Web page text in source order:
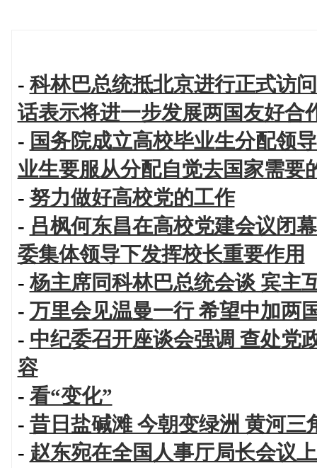
- 科林巴总统抵北京进行正式访
话表示将进一步发展两国友好合
- 国务院成立高校毕业生分配领
业生要服从分配自觉去国家需要
-努力做好高校党的工作
- 吕枫何东昌在高校党建会议闭
委集体领导下发挥校长重要作用
-杨主席同科林巴总统会谈 宾主
- 万里会见温曼一行 希望中加两
- 中纪委召开座谈会强调 查处党
容
- 看“变化”
- 昔日盐碱滩 今朝变绿洲 黄河三
- 赵东宛在全国人事厅局长会议